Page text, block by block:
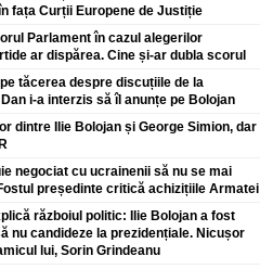
fața Curții Europene de Justiție
Parlament în cazul alegerilor
ar dispărea. Cine și-ar dubla scorul
tăcerea despre discuțiile de la
i-a interzis să îl anunțe pe Bolojan
dintre Ilie Bolojan și George Simion, dar
negociat cu ucrainenii să nu se mai
președinte critică achizițiile Armatei
războiul politic: Ilie Bolojan a fost
nu candideze la prezidențiale. Nicușor
lui, Sorin Grindeanu